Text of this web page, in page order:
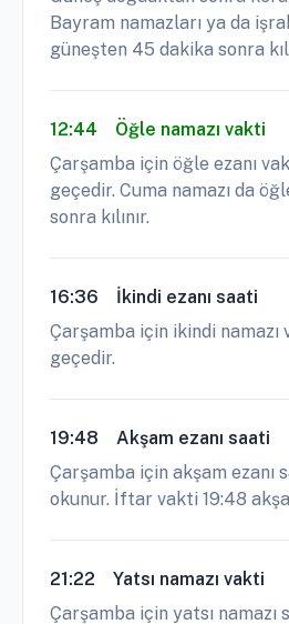
Bayram namazları ya da
güneşten 45 dakika sonra
12:44
Öğle namazı vakti
Çarşamba için öğle ezanı
geçedir. Cuma namazı da
sonra kılınır.
16:36
İkindi ezanı saati
Çarşamba için ikindi namazı
geçedir.
19:48
Akşam ezanı saati
Çarşamba için akşam ezanı
okunur. İftar vakti 19:48
21:22
Yatsı namazı vakti
Çarşamba için yatsı namazı